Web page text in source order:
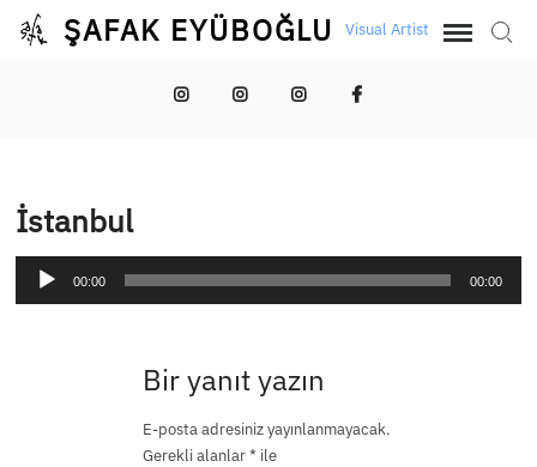
Skip
ŞAFAK EYÜBOĞLU Visual Artist
Şafak İmkansızİmkansızŞafak
İstanbul
Ses
oynatıcı
00:00 00:00
Bir yanıt yazın
E-posta adresiniz yayınlanmayacak.
Gerekli alanlar*ile